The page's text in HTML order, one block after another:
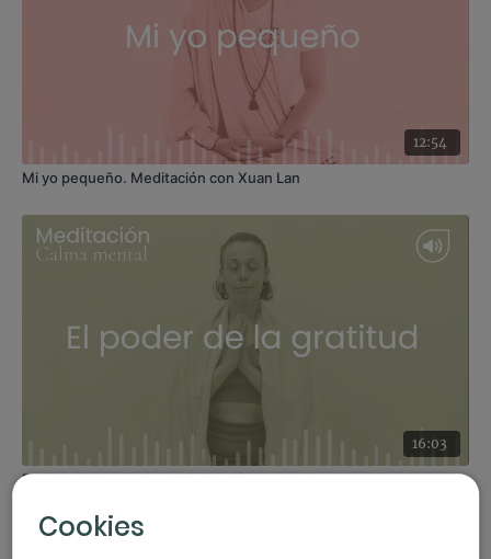
con problemas cardíacos, no realizar la retención de la
respiración.
12:54
Mi yo pequeño. Meditación con Xuan Lan
16:03
El poder de la gratitud. Meditación con Andrea
Cookies